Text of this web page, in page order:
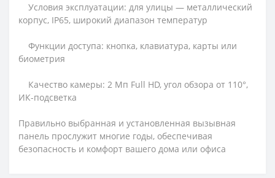
Условия эксплуатации: для улицы — металлический
корпус, IP65, широкий диапазон температур
Функции доступа: кнопка, клавиатура, карты или
биометрия
Качество камеры: 2 Мп Full HD, угол обзора от 110°,
ИК-подсветка
Правильно выбранная и установленная вызывная
панель прослужит многие годы, обеспечивая
безопасность и комфорт вашего дома или офиса